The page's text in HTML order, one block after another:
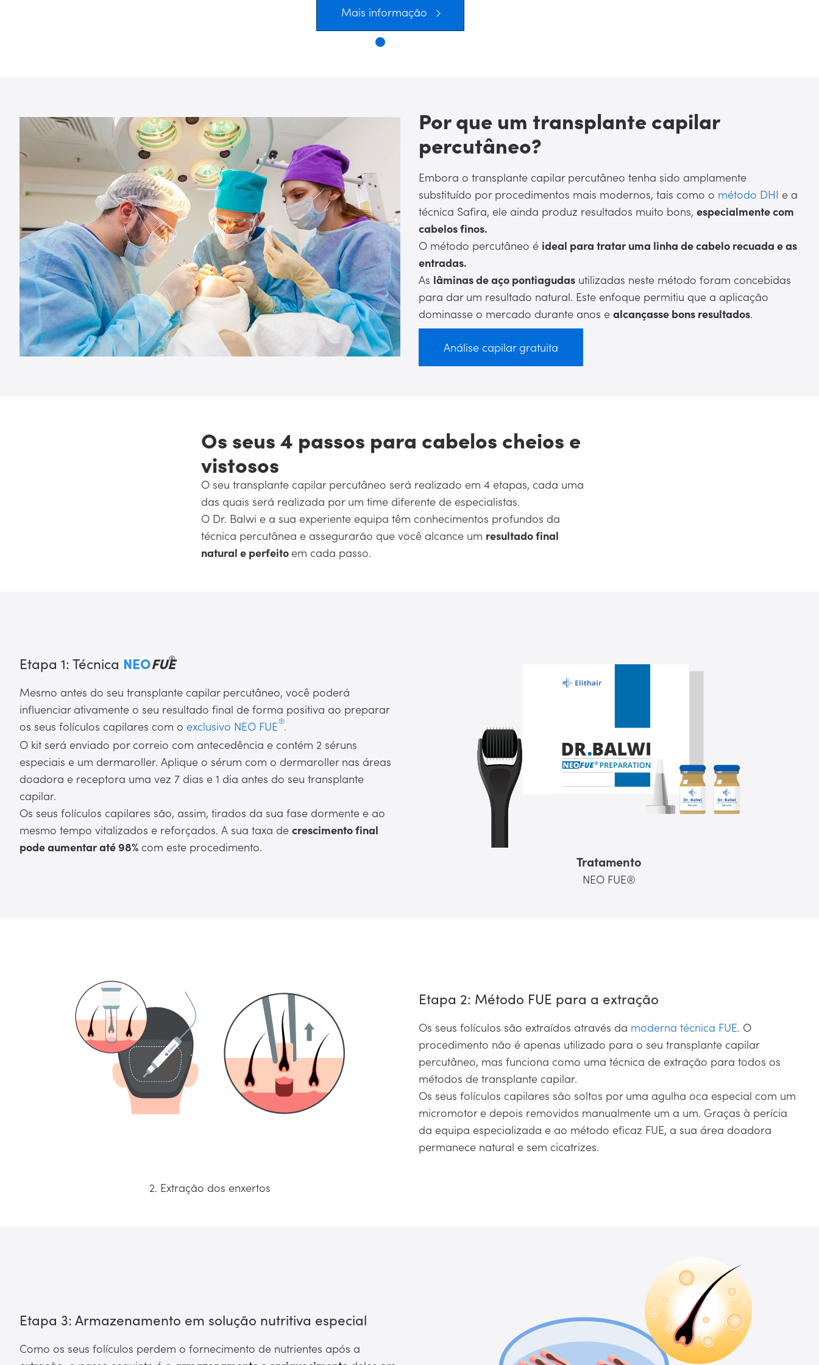
Mais informação
Por que um transplante capilar
percutâneo?
Embora o transplante capilar percutâneo tenha sido amplamente
substituído por procedimentos mais modernos, tais como o método DHI e a
técnica Safira, ele ainda produz resultados muito bons, especialmente com
cabelos finos.
O método percutâneo é ideal para tratar uma linha de cabelo recuada e as
entradas.
As lâminas de aço pontiagudas utilizadas neste método foram concebidas
para dar um resultado natural. Este enfoque permitiu que a aplicação
dominasse o mercado durante anos e alcançasse bons resultados.
Análise capilar gratuita
Os seus 4 passos para cabelos cheios e
vistosos
O seu transplante capilar percutâneo será realizado em 4 etapas, cada uma
das quais será realizada por um time diferente de especialistas.
O Dr. Balwi e a sua experiente equipa têm conhecimentos profundos da
técnica percutânea e assegurarão que você alcance um resultado final
natural e perfeito em cada passo.
Etapa 1: Técnica NEOFUE
®
Tratamento
NEO FUE®
Mesmo antes do seu transplante capilar percutâneo, você poderá
influenciar ativamente o seu resultado final de forma positiva ao preparar
os seus folículos capilares com o exclusivo NEO FUE .
O kit será enviado por correio com antecedência e contém 2 séruns
especiais e um dermaroller. Aplique o sérum com o dermaroller nas áreas
doadora e receptora uma vez 7 dias e 1 dia antes do seu transplante
capilar.
Os seus folículos capilares são, assim, tirados da sua fase dormente e ao
mesmo tempo vitalizados e reforçados. A sua taxa de crescimento final
pode aumentar até 98% com este procedimento.
Etapa 2: Método FUE para a extração
2. Extração dos enxertos
Os seus folículos são extraídos através da moderna técnica FUE. O
procedimento não é apenas utilizado para o seu transplante capilar
percutâneo, mas funciona como uma técnica de extração para todos os
métodos de transplante capilar.
Os seus folículos capilares são soltos por uma agulha oca especial com um
micromotor e depois removidos manualmente um a um. Graças à perícia
da equipa especializada e ao método eficaz FUE, a sua área doadora
permanece natural e sem cicatrizes.
Etapa 3: Armazenamento em solução nutritiva especial
Como os seus folículos perdem o fornecimento de nutrientes após a